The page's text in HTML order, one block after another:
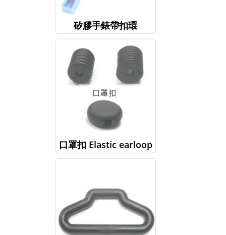
矽膠手錶帶扣環
口罩扣 Elastic earloop